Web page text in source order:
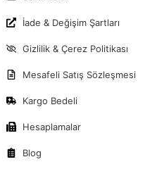
İade & Değişim Şartları
Gizlilik & Çerez Politikası
Mesafeli Satış Sözleşmesi
Kargo Bedeli
Hesaplamalar
Blog